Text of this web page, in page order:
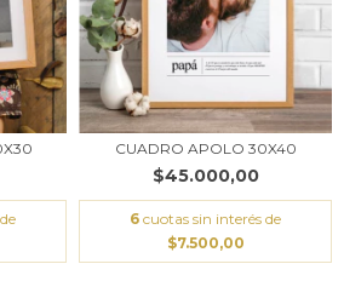
CUADRO APOLO 30X40
$45.000,00
6 cuotas sin interés de
$7.500,00